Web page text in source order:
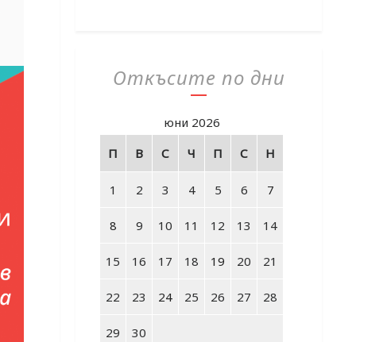
Откъсите по дни
юни 2026
П
В С Ч П С Н
1 2 3 4 5 6 7
8 9 10 11 12 13 14
15 16 17 18 19 20 21
22 23 24 25 26 27 28
29
30